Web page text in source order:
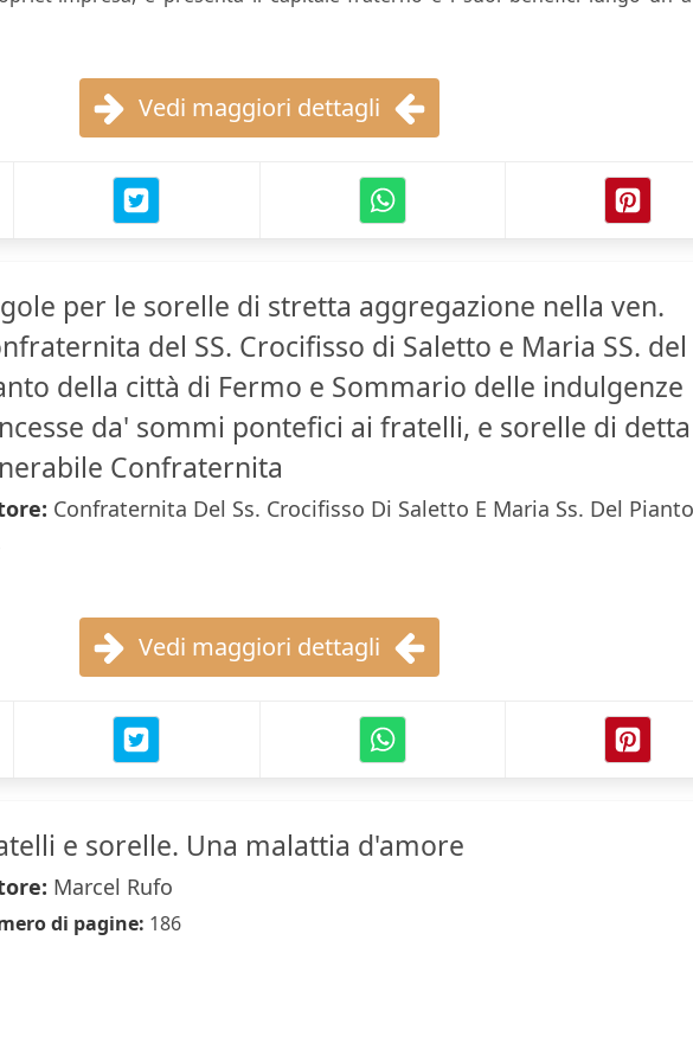
Vedi maggiori dettagli
per le sorelle di stretta aggregazione nella ven.
del SS. Crocifisso di Saletto e Maria SS. del
della città di Fermo e Sommario delle indulgenze
da' sommi pontefici ai fratelli, e sorelle di detta
Confraternita
Confraternita Del Ss. Crocifisso Di Saletto E Maria Ss. Del Pianto
Vedi maggiori dettagli
e sorelle. Una malattia d'amore
Marcel Rufo
di pagine: 186